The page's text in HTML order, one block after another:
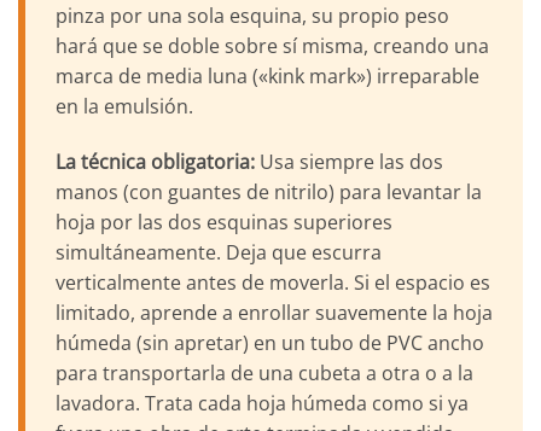
pinza por una sola esquina, su propio peso
hará que se doble sobre sí misma, creando una
marca de media luna («kink mark») irreparable
en la emulsión.
La técnica obligatoria: Usa siempre las dos
manos (con guantes de nitrilo) para levantar la
hoja por las dos esquinas superiores
simultáneamente. Deja que escurra
verticalmente antes de moverla. Si el espacio es
limitado, aprende a enrollar suavemente la hoja
húmeda (sin apretar) en un tubo de PVC ancho
para transportarla de una cubeta a otra o a la
lavadora. Trata cada hoja húmeda como si ya